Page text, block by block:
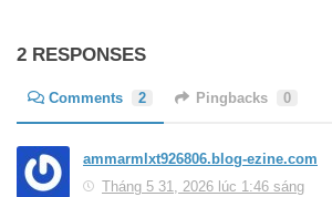
2 RESPONSES
Comments 2 Pingbacks 0
ammarmlxt926806.blog-ezine.com
Tháng 5 31, 2026 lúc 1:46 sáng